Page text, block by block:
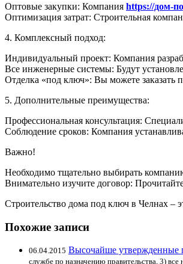
Оптовые закупки: Компания https://дом-
Оптимизация затрат: Строительная
4. Комплексный подход:
Индивидуальный проект: Компания
Все инженерные системы: Будут
Отделка «под ключ»: Вы можете заказать
5. Дополнительные преимущества:
Профессиональная консультация:
Соблюдение сроков: Компания
Важно!
Необходимо тщательно выбирать
Внимательно изучите договор:
Строительство дома под ключ в Челнах –
Похожие записи
06.04.2015 Высочайше утвержденные
службе по назначению правительства, 3)